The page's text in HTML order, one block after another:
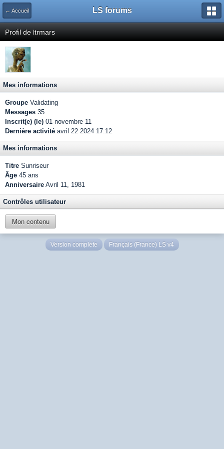
← Accueil LS forums
Profil de ltrmars
Mes informations
Groupe Validating
Messages 35
Inscrit(e) (le) 01-novembre 11
Dernière activité avril 22 2024 17:12
Mes informations
Titre Sunriseur
Âge 45 ans
Anniversaire Avril 11, 1981
Contrôles utilisateur
Mon contenu
Version complète Français (France) LS v4